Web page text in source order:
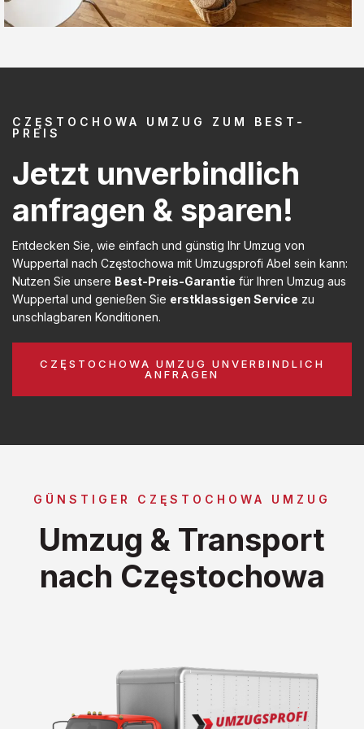
CZĘSTOCHOWA UMZUG ZUM BEST-
PREIS
Jetzt unverbindlich
anfragen & sparen!
Entdecken Sie, wie einfach und günstig Ihr Umzug von
Wuppertal nach Częstochowa mit Umzugsprofi Abel sein kann:
Nutzen Sie unsere Best-Preis-Garantie für Ihren Umzug aus
Wuppertal und genießen Sie erstklassigen Service zu
unschlagbaren Konditionen.
CZĘSTOCHOWA UMZUG UNVERBINDLICH
ANFRAGEN
GÜNSTIGER CZĘSTOCHOWA UMZUG
Umzug & Transport
nach Częstochowa